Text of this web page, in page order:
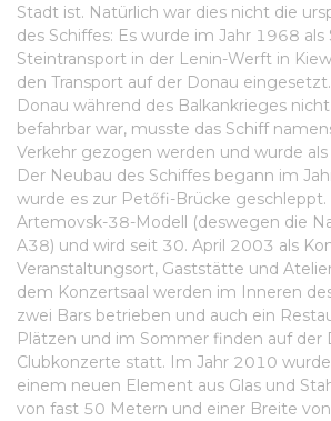
Stadt ist. Natürlich war dies nicht die
des Schiffes: Es wurde im Jahr 1968
Steintransport in der Lenin-Werft in
den Transport auf der Donau
Donau während des Balkankrieges
befahrbar war, musste das Schiff
Verkehr gezogen werden und wurde
Der Neubau des Schiffes begann im
wurde es zur Petőfi-Brücke geschleppt.
Artemovsk-38-Modell (deswegen die
A38) und wird seit 30. April 2003 als
Veranstaltungsort, Gaststätte und
dem Konzertsaal werden im Inneren
zwei Bars betrieben und auch ein
Plätzen und im Sommer finden auf der
Clubkonzerte statt. Im Jahr 2010
einem neuen Element aus Glas und
von fast 50 Metern und einer Breite